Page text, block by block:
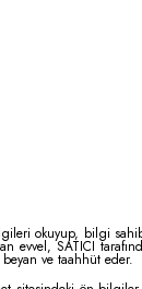
okuyup, bilgi
evvel, SATICI
ve taahhüt eder.